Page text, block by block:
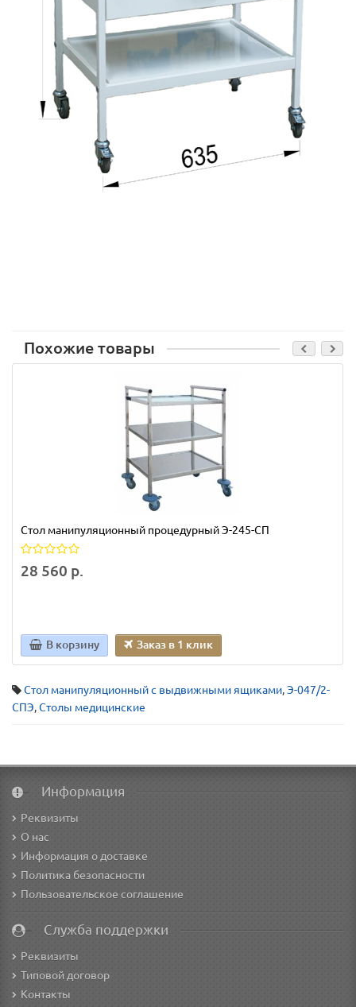
Похожие товары
Стол манипуляционный процедурный Э-245-СП
28 560 р.
В корзину Заказ в 1 клик
Стол манипуляционный с выдвижными ящиками,Э-047/2-
СПЭ,Столы медицинские
Информация
Реквизиты
О нас
Информация о доставке
Политика безопасности
Пользовательское соглашение
Служба поддержки
Реквизиты
Типовой договор
Контакты